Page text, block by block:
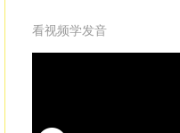
看视频学发音